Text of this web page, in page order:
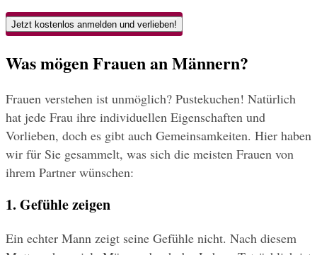
Jetzt kostenlos anmelden und verlieben!
Was mögen Frauen an Männern?
Frauen verstehen ist unmöglich? Pustekuchen! Natürlich
hat jede Frau ihre individuellen Eigenschaften und
Vorlieben, doch es gibt auch Gemeinsamkeiten. Hier haben
wir für Sie gesammelt, was sich die meisten Frauen von
ihrem Partner wünschen:
1. Gefühle zeigen
Ein echter Mann zeigt seine Gefühle nicht. Nach diesem